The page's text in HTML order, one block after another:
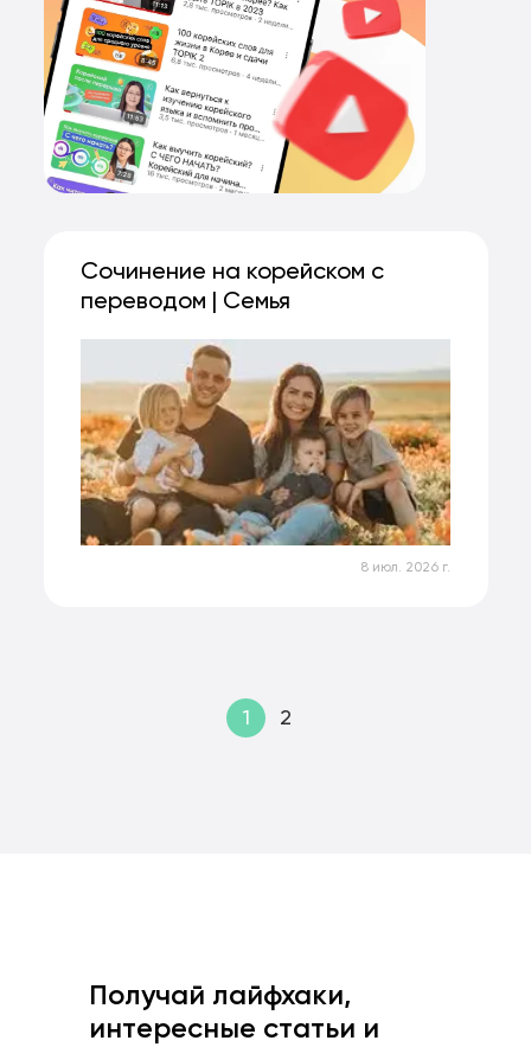
Сочинение на корейском с
переводом | Семья
8 июл. 2026 г.
1 2
Получай лайфхаки,
интересные статьи и